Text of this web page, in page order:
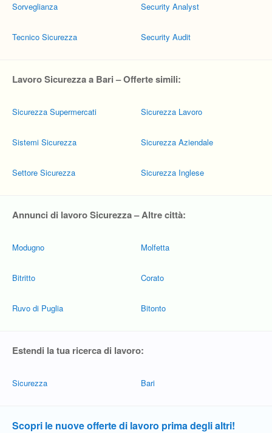
Sorveglianza
Tecnico Sicurezza
Security Analyst
Security Audit
Lavoro Sicurezza a Bari – Offerte simili:
Sicurezza Supermercati
Sistemi Sicurezza
Settore Sicurezza
Sicurezza Lavoro
Sicurezza Aziendale
Sicurezza Inglese
Annunci di lavoro Sicurezza – Altre città:
Modugno
Bitritto
Ruvo di Puglia
Molfetta
Corato
Bitonto
Estendi la tua ricerca di lavoro:
Sicurezza Bari
Scopri le nuove offerte di lavoro prima degli altri!